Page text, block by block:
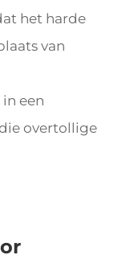
het harde
van
een
overtollige